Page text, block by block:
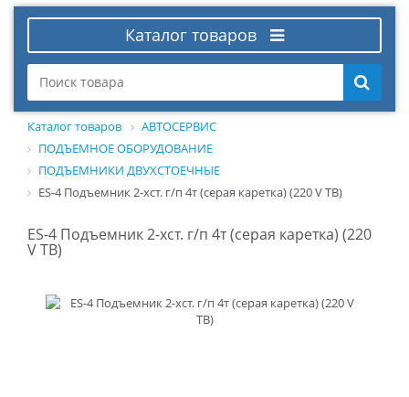
Каталог товаров
Каталог товаров
АВТОСЕРВИС
ПОДЪЕМНОЕ ОБОРУДОВАНИЕ
ПОДЪЕМНИКИ ДВУХСТОЕЧНЫЕ
ES-4 Подъемник 2-хст. г/п 4т (серая каретка) (220 V ТВ)
ES-4 Подъемник 2-хст. г/п 4т (серая каретка) (220
V ТВ)